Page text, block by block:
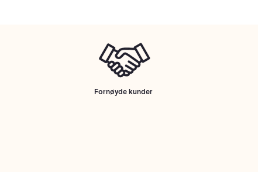
Fornøyde kunder